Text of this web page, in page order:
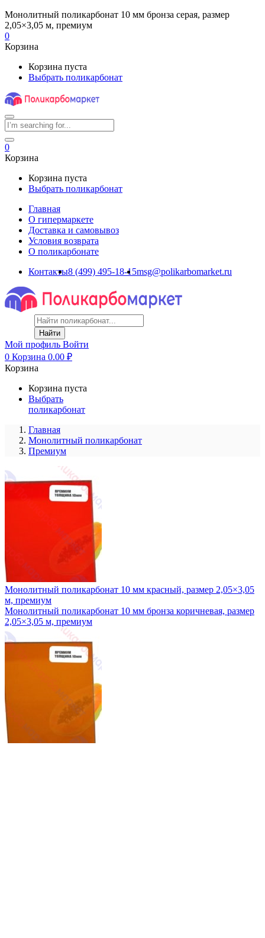
Монолитный поликарбонат 10 мм бронза серая, размер
2,05×3,05 м, премиум
0
Корзина
Корзина пуста
Выбрать поликарбонат
0
Корзина
Корзина пуста
Выбрать поликарбонат
Главная
О гипермаркете
Доставка и самовывоз
Условия возврата
О поликарбонате
Контакты8 (499) 495-18-15msg@polikarbomarket.ru
Найти
Мой профиль Войти
0 Корзина 0.00 ₽
Корзина
Корзина пуста
Выбрать
поликарбонат
Главная
Монолитный поликарбонат
Премиум
Монолитный поликарбонат 10 мм красный, размер 2,05×3,05
м, премиум
Монолитный поликарбонат 10 мм бронза коричневая, размер
2,05×3,05 м, премиум